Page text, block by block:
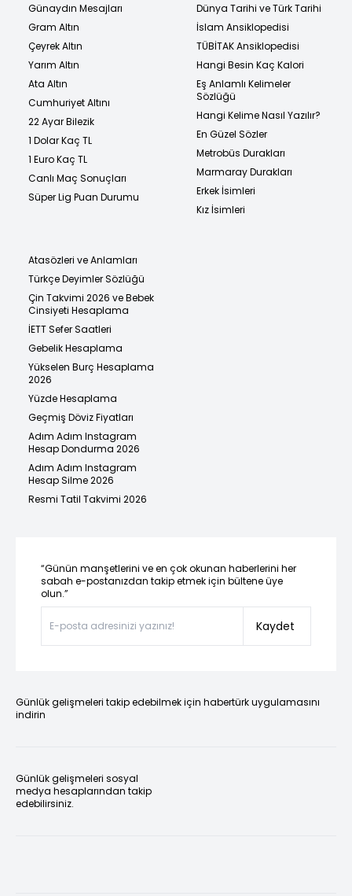
Günaydın Mesajları
Gram Altın
Çeyrek Altın
Yarım Altın
Ata Altın
Cumhuriyet Altını
22 Ayar Bilezik
1 Dolar Kaç TL
1 Euro Kaç TL
Canlı Maç Sonuçları
Süper Lig Puan Durumu
Dünya Tarihi ve Türk Tarihi
İslam Ansiklopedisi
TÜBİTAK Ansiklopedisi
Hangi Besin Kaç Kalori
Eş Anlamlı Kelimeler
Sözlüğü
Hangi Kelime Nasıl Yazılır?
En Güzel Sözler
Metrobüs Durakları
Marmaray Durakları
Erkek İsimleri
Kız İsimleri
Atasözleri ve Anlamları
Türkçe Deyimler Sözlüğü
Çin Takvimi 2026 ve Bebek
Cinsiyeti Hesaplama
İETT Sefer Saatleri
Gebelik Hesaplama
Yükselen Burç Hesaplama
2026
Yüzde Hesaplama
Geçmiş Döviz Fiyatları
Adım Adım Instagram
Hesap Dondurma 2026
Adım Adım Instagram
Hesap Silme 2026
Resmi Tatil Takvimi 2026
“Günün manşetlerini ve en çok okunan haberlerini her
sabah e-postanızdan takip etmek için bültene üye
olun.”
Kaydet
Günlük gelişmeleri takip edebilmek için habertürk uygulamasını
indirin
Günlük gelişmeleri sosyal
medya hesaplarından takip
edebilirsiniz.